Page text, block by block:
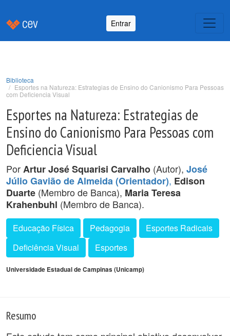
Entrar
Biblioteca
Esportes na Natureza: Estrategias de Ensino do Canionismo Para Pessoas
com Deficiencia Visual
Esportes na Natureza: Estrategias de
Ensino do Canionismo Para Pessoas com
Deficiencia Visual
PorArtur José Squarisi Carvalho (Autor), José
Júlio Gavião de Almeida (Orientador), Edison
Duarte (Membro de Banca), Maria Teresa
Krahenbuhl (Membro de Banca).
Educação Física Pedagogia
Esportes Radicais
Deficiência Visual
Esportes
Universidade Estadual de Campinas (Unicamp)
Resumo